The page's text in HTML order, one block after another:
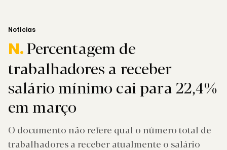
Notícias
N.Percentagem de
trabalhadores a receber
salário mínimo cai para 22,4%
em março
O documento não refere qual o número total de
trabalhadores a receber atualmente o salário